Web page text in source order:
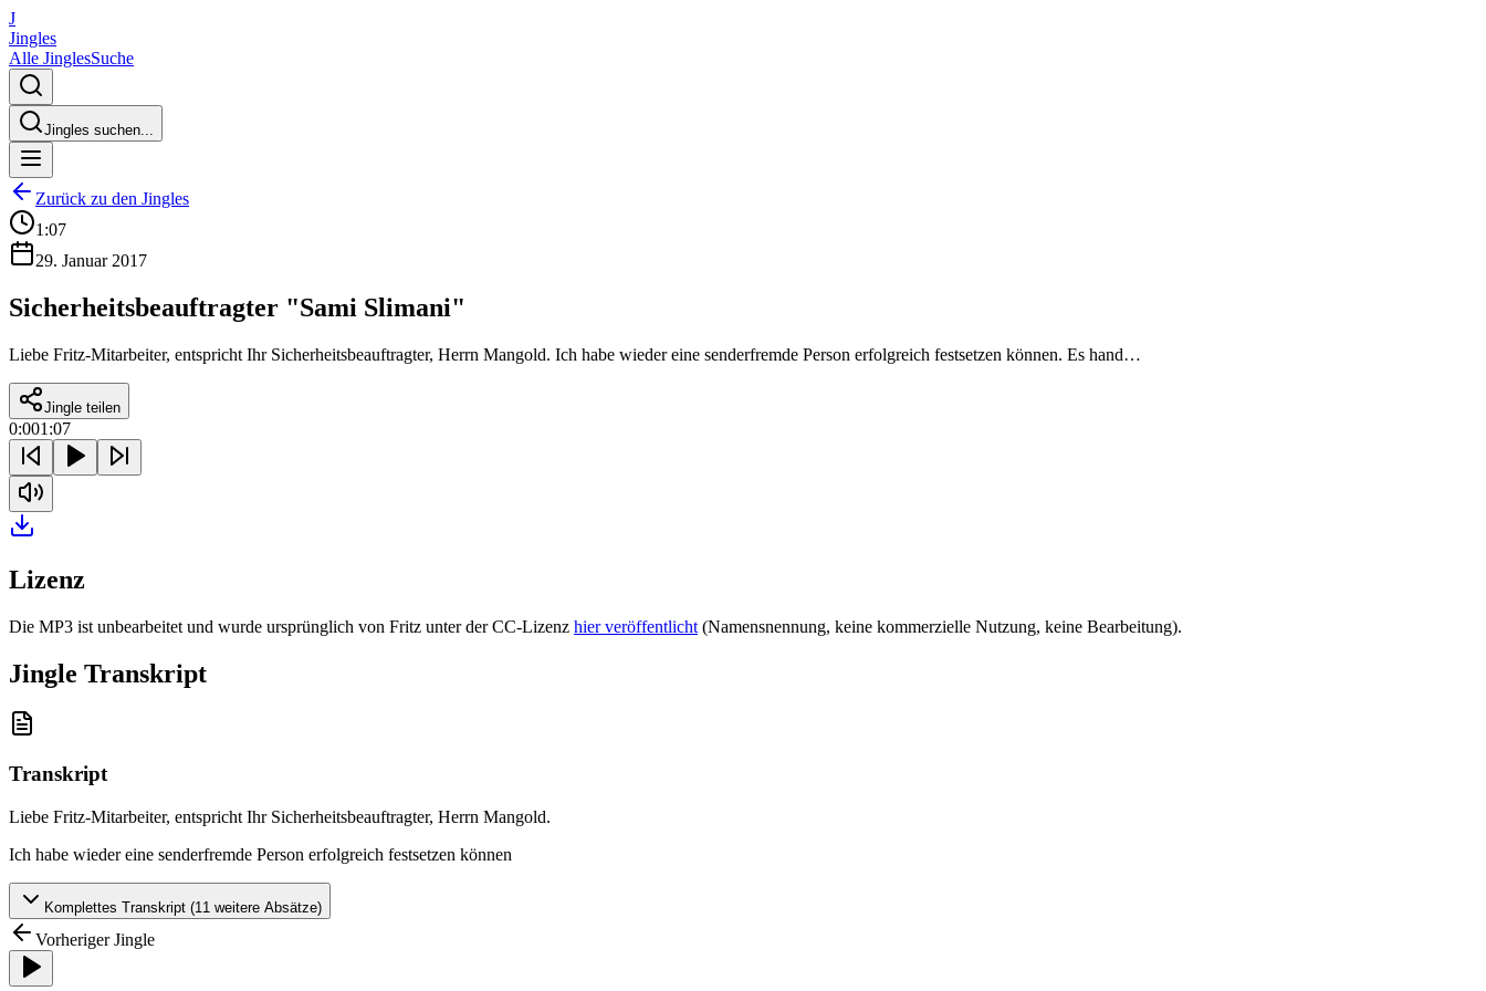
J
Jingles
Alle JinglesSuche
Jingles suchen...
Zurück zu den Jingles
1:07
29. Januar 2017
Sicherheitsbeauftragter "Sami Slimani"
Liebe Fritz-Mitarbeiter, entspricht Ihr Sicherheitsbeauftragter, Herrn Mangold. Ich habe wieder eine senderfremde Person erfolgreich festsetzen können. Es hand…
Jingle teilen
0:001:07
Lizenz
Die MP3 ist unbearbeitet und wurde ursprünglich von Fritz unter der CC-Lizenz hier veröffentlicht (Namensnennung, keine kommerzielle Nutzung, keine Bearbeitung).
Jingle Transkript
Transkript
Liebe Fritz-Mitarbeiter, entspricht Ihr Sicherheitsbeauftragter, Herrn Mangold.
Ich habe wieder eine senderfremde Person erfolgreich festsetzen können
Komplettes Transkript (11 weitere Absätze)
Vorheriger Jingle